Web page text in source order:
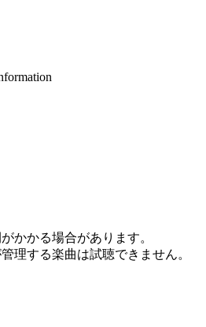
かかる場合があります。
理する楽曲は試聴できません。